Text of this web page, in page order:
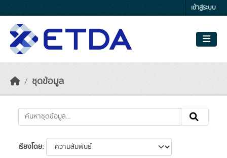
เข้าสู่ระบบ
ชุดข้อมูล
เรียงโดย